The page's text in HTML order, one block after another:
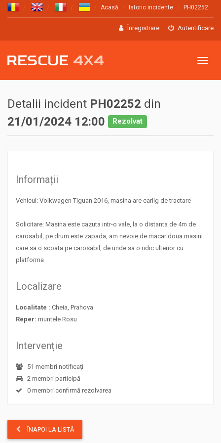
Acasă Istoric incidente PH02252
Înregistrare Autentificare
Meniu
Detalii incident PH02252 din
21/01/2024 12:00
Rezolvat
Informații
Vehicul: Volkwagen Tiguan 2016, masina are carlig de tractare
Solicitare: Masina este cazuta intr-o vale, la o distanta de 4m de
carosabil, pe drum este zapada, am nevoie de macar doua masini
care sa o scoata pe carosabil, de unde sa o ridic ulterior cu
platforma
Localizare
Localitate : Cheia, Prahova
Reper: muntele Rosu
Intervenție
51 membri notificați
2 membri participă
0 membri confirmă rezolvarea
ÎNAPOI LA LISTĂ